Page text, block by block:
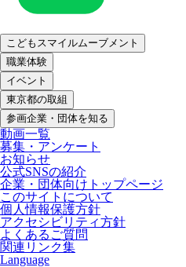
こどもスマイルムーブメント
職業体験
イベント
東京都の取組
参画企業・団体を知る
動画一覧
募集・アンケート
お知らせ
公式SNSの紹介
企業・団体向けトップページ
このサイトについて
個人情報保護方針
アクセシビリティ方針
よくあるご質問
関連リンク集
Language